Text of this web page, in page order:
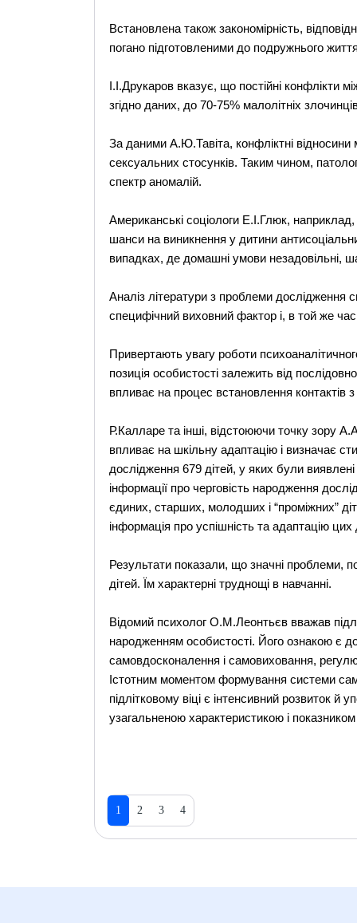
Встановлена також закономірність,
погано підготовленими до подружнього
І.І.Друкаров вказує, що постійні конфлікти
згідно даних, до 70-75% малолітніх
За даними А.Ю.Тавіта, конфліктні
сексуальних стосунків. Таким чином,
спектр аномалій.
Американські соціологи Е.І.Глюк,
шанси на виникнення у дитини
випадках, де домашні умови незадовільні,
Аналіз літератури з проблеми дослідження
специфічний виховний фактор і, в той же
Привертають увагу роботи
позиція особистості залежить від
впливає на процес встановлення контактів
Р.Калларе та інші, відстоюючи точку зору
впливає на шкільну адаптацію і визначає
дослідження 679 дітей, у яких були
інформації про черговість народження
єдиних, старших, молодших і “проміжних”
інформація про успішність та адаптацію цих
Результати показали, що значні проблеми,
дітей. Їм характерні труднощі в навчанні.
Відомий психолог О.М.Леонтьєв вважав
народженням особистості. Його ознакою є
самовдосконалення і самовиховання,
Істотним моментом формування системи
підлітковому віці є інтенсивний розвиток й
узагальненою характеристикою і
1 2 3 4